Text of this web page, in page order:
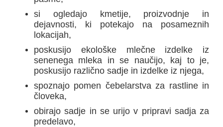
si ogledajo kmetije, proizvodnje in
dejavnosti, ki potekajo na posameznih
lokacijah,
poskusijo ekološke mlečne izdelke iz
senenega mleka in se naučijo, kaj to je,
poskusijo različno sadje in izdelke iz njega,
spoznajo pomen čebelarstva za rastline in
človeka,
obirajo sadje in se urijo v pripravi sadja za
predelavo,